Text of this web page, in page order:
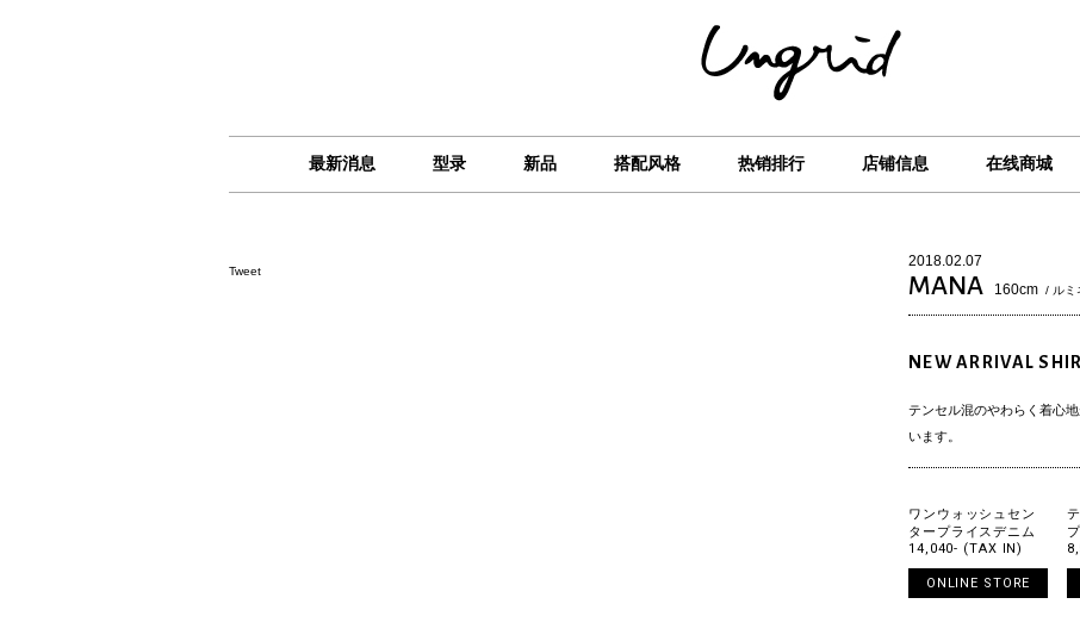
最新消息 型录 新品 搭配风格 热销排行 店铺信息 在线商城
Tweet
2018.02.07
MANA 160cm / ルミ
NEW ARRIVAL
テンセル混のやわらく着心
います。
ワンウォッシュセン
タープライスデニム
14,040- (TAX IN)
ONLINE STORE